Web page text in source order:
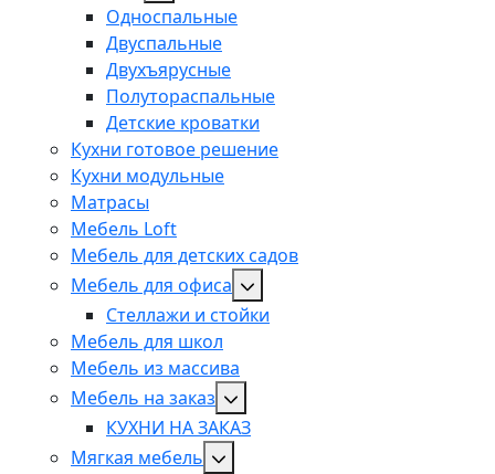
Односпальные
Двуспальные
Двухъярусные
Полутораспальные
Детские кроватки
Кухни готовое решение
Кухни модульные
Матрасы
Мебель Loft
Мебель для детских садов
Мебель для офиса
Стеллажи и стойки
Мебель для школ
Мебель из массива
Мебель на заказ
КУХНИ НА ЗАКАЗ
Мягкая мебель